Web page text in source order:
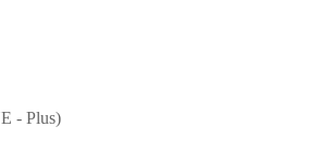
- Plus)